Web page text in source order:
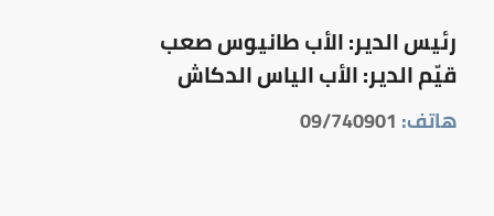
رئيس الدير: الأب طانيوس صعب
قيّم الدير: الأب الياس الدكاش
هاتف: 09/740901